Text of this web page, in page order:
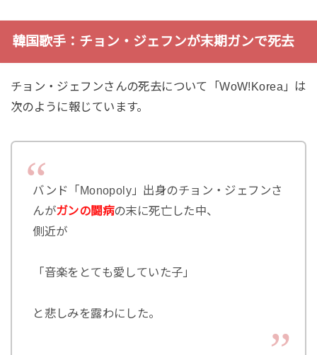
韓国歌手：チョン・ジェフンが末期ガンで死去
チョン・ジェフンさんの死去について「WoW!Korea」は
次のように報じています。
バンド「Monopoly」出身のチョン・ジェフンさ
んがガンの闘病の末に死亡した中、
側近が
「音楽をとても愛していた子」
と悲しみを露わにした。